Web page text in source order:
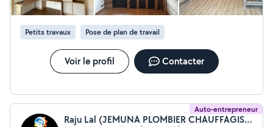
Petits travaux Pose de plan de travail
Voir le profil Contacter
Auto-entrepreneur
Raju Lal (JEMUNA PLOMBIER CHAUFFAGISTE)